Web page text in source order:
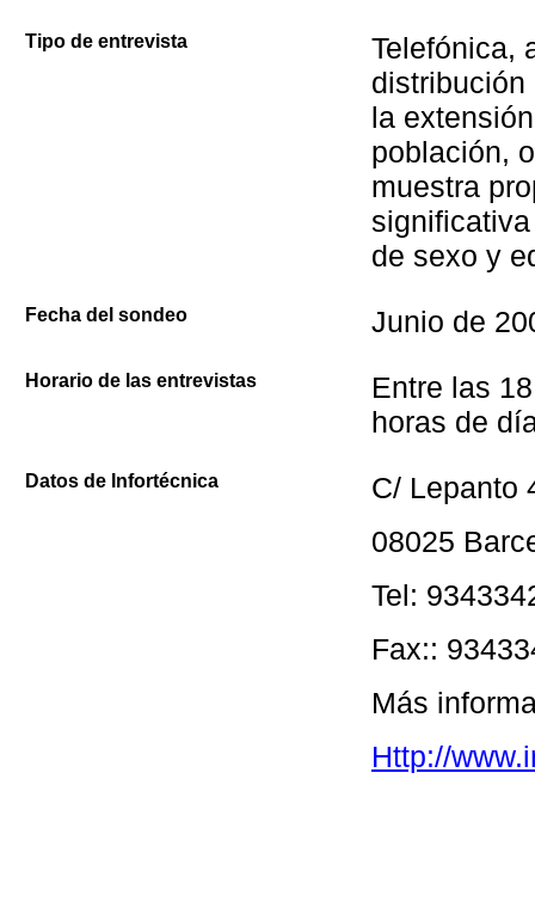
Tipo de entrevista
Telefónica,
distribución
la
población,
muestra
de sexo y
Fecha del sondeo Junio de
Horario de las entrevistas
Entre las
horas de
Datos de Infortécnica
C/ Lepanto
08025
Tel:
Fax::
Más
Http://